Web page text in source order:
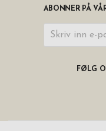
ABONNER PÅ
FØLG